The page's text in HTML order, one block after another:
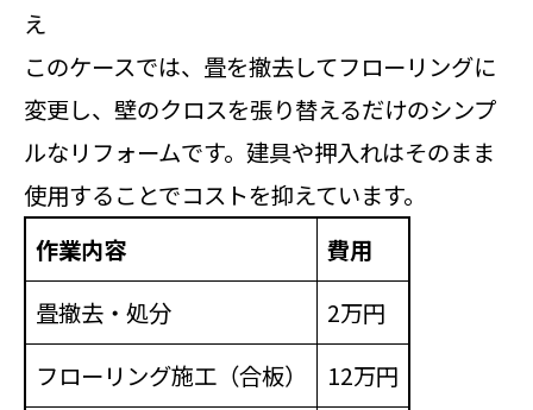
え
このケースでは、畳を撤去してフローリングに
変更し、壁のクロスを張り替えるだけのシンプ
ルなリフォームです。建具や押入れはそのまま
使用することでコストを抑えています。
作業内容
費用
畳撤去・処分
2万円
フローリング施工（合板）
12万円